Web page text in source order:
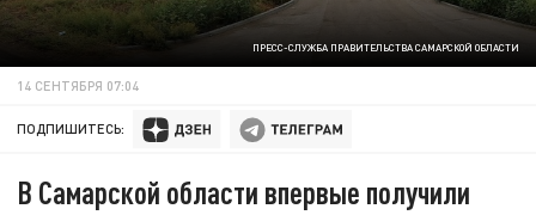
ПРЕСС-СЛУЖБА ПРАВИТЕЛЬСТВА САМАРСКОЙ ОБЛАСТИ
14 СЕНТЯБРЯ 07:04
ПОДПИШИТЕСЬ:
В Самарской области впервые получили